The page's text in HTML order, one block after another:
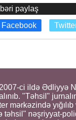
paylaş
Facebook
ci ildə Ədliyyə
"Təhsil"
mərkəzində yığılıb
təhsil" nəşriyyat-